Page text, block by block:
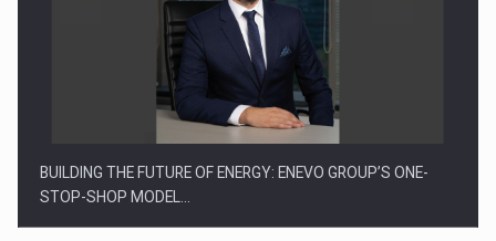
BUILDING THE FUTURE OF ENERGY: ENEVO GROUP’S ONE-
STOP-SHOP MODEL…